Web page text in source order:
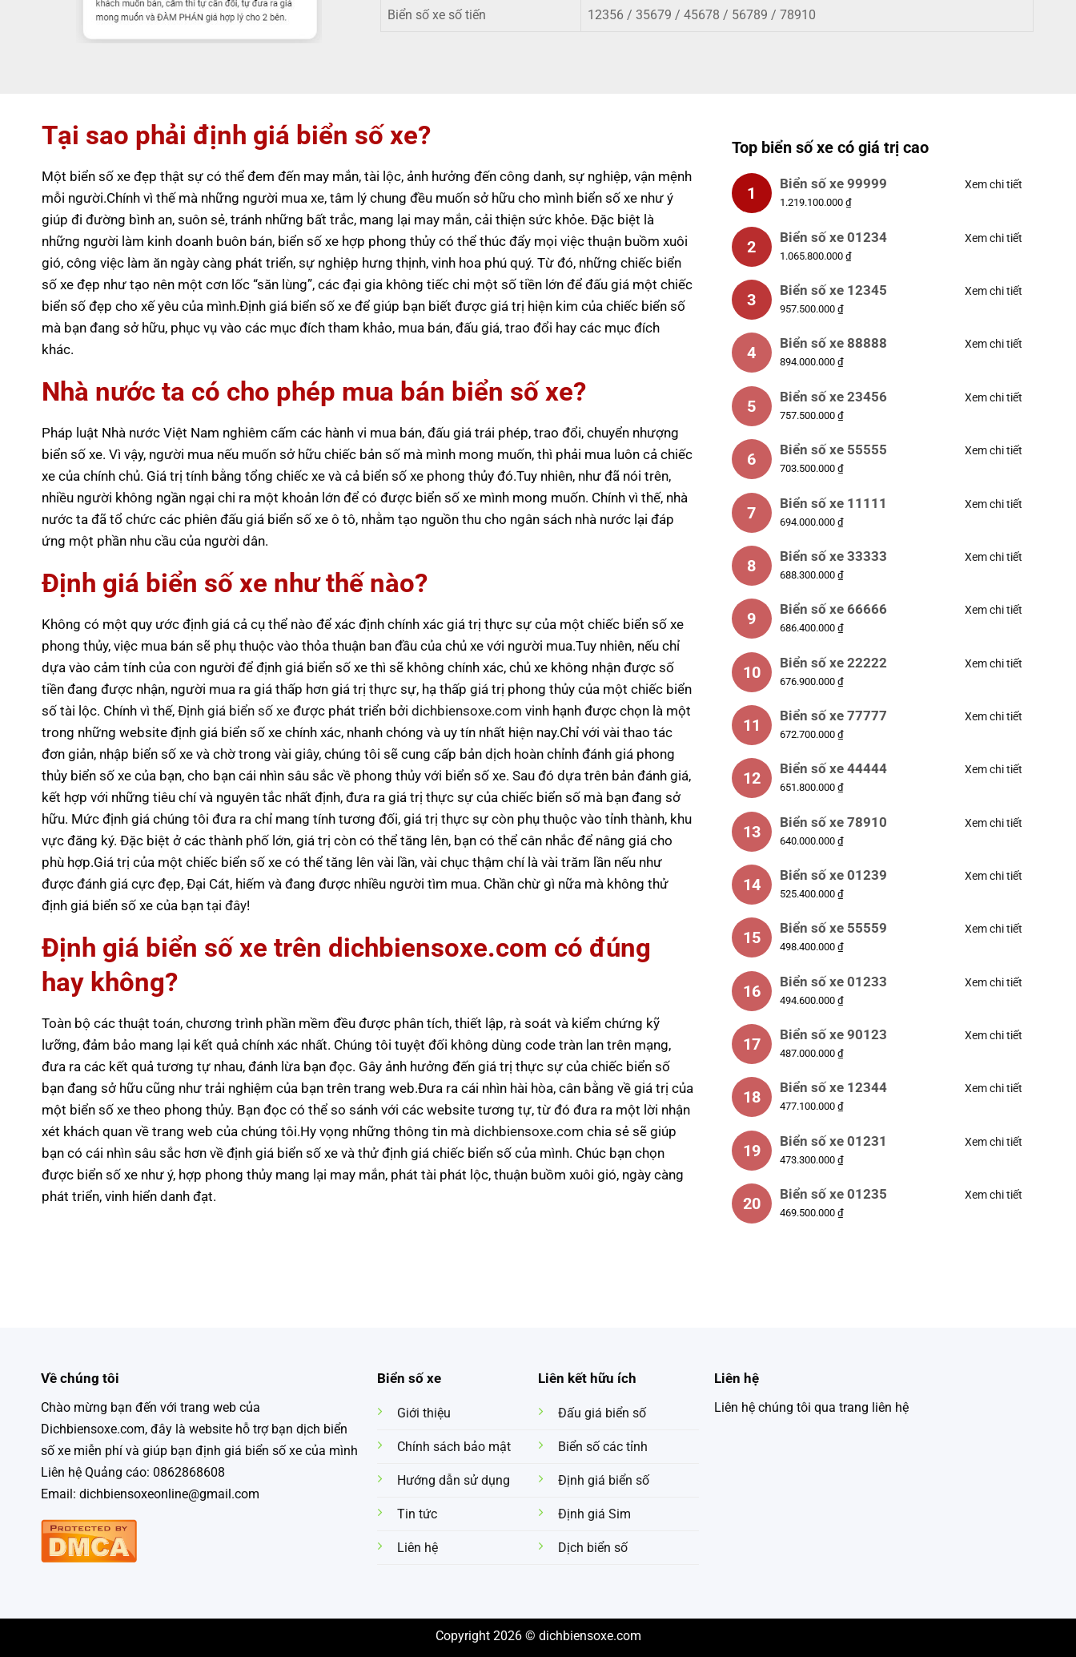
Biển số xe số tiến 12356 / 35679 /45678 / 56789 /78910
Tại sao phải định giá biển số xe?
Một biển số xe đẹp thật sự có thể đem đến may mắn, tài lộc, ảnh hưởng đến công danh, sự nghiệp, vận mệnh
mỗi người.Chính vì thế mà những người mua xe, tâm lý chung đều muốn sở hữu cho mình biển số xe như ý
giúp đi đường bình an, suôn sẻ, tránh những bất trắc, mang lại may mắn, cải thiện sức khỏe. Đặc biệt là
những người làm kinh doanh buôn bán, biển số xe hợp phong thủy có thể thúc đẩy mọi việc thuận buồm xuôi
gió, công việc làm ăn ngày càng phát triển, sự nghiệp hưng thịnh, vinh hoa phú quý. Từ đó, những chiếc biển
số xe đẹp như tạo nên một cơn lốc “săn lùng”, các đại gia không tiếc chi một số tiền lớn để đấu giá một chiếc
biển số đẹp cho xế yêu của mình.Định giá biển số xe để giúp bạn biết được giá trị hiện kim của chiếc biển số
mà bạn đang sở hữu, phục vụ vào các mục đích tham khảo, mua bán, đấu giá, trao đổi hay các mục đích
khác.
Nhà nước ta có cho phép mua bán biển số xe?
Pháp luật Nhà nước Việt Nam nghiêm cấm các hành vi mua bán, đấu giá trái phép, trao đổi, chuyển nhượng
biển số xe. Vì vậy, người mua nếu muốn sở hữu chiếc bản số mà mình mong muốn, thì phải mua luôn cả chiếc
xe của chính chủ. Giá trị tính bằng tổng chiếc xe và cả biển số xe phong thủy đó.Tuy nhiên, như đã nói trên,
nhiều người không ngần ngại chi ra một khoản lớn để có được biển số xe mình mong muốn. Chính vì thế, nhà
nước ta đã tổ chức các phiên đấu giá biển số xe ô tô, nhằm tạo nguồn thu cho ngân sách nhà nước lại đáp
ứng một phần nhu cầu của người dân.
Định giá biển số xe như thế nào?
Không có một quy ước định giá cả cụ thể nào để xác định chính xác giá trị thực sự của một chiếc biển số xe
phong thủy, việc mua bán sẽ phụ thuộc vào thỏa thuận ban đầu của chủ xe với người mua.Tuy nhiên, nếu chỉ
dựa vào cảm tính của con người để định giá biển số xe thì sẽ không chính xác, chủ xe không nhận được số
tiền đang được nhận, người mua ra giá thấp hơn giá trị thực sự, hạ thấp giá trị phong thủy của một chiếc biển
số tài lộc. Chính vì thế, Định giá biển số xe được phát triển bởi dichbiensoxe.com vinh hạnh được chọn là một
trong những website định giá biển số xe chính xác, nhanh chóng và uy tín nhất hiện nay.Chỉ với vài thao tác
đơn giản, nhập biển số xe và chờ trong vài giây, chúng tôi sẽ cung cấp bản dịch hoàn chỉnh đánh giá phong
thủy biển số xe của bạn, cho bạn cái nhìn sâu sắc về phong thủy với biển số xe. Sau đó dựa trên bản đánh giá,
kết hợp với những tiêu chí và nguyên tắc nhất định, đưa ra giá trị thực sự của chiếc biển số mà bạn đang sở
hữu. Mức định giá chúng tôi đưa ra chỉ mang tính tương đối, giá trị thực sự còn phụ thuộc vào tỉnh thành, khu
vực đăng ký. Đặc biệt ở các thành phố lớn, giá trị còn có thể tăng lên, bạn có thể cân nhắc để nâng giá cho
phù hợp.Giá trị của một chiếc biển số xe có thể tăng lên vài lần, vài chục thậm chí là vài trăm lần nếu như
được đánh giá cực đẹp, Đại Cát, hiếm và đang được nhiều người tìm mua. Chần chừ gì nữa mà không thử
định giá biển số xe của bạn tại đây!
Định giá biển số xe trên dichbiensoxe.com có đúng
hay không?
Toàn bộ các thuật toán, chương trình phần mềm đều được phân tích, thiết lập, rà soát và kiểm chứng kỹ
lưỡng, đảm bảo mang lại kết quả chính xác nhất. Chúng tôi tuyệt đối không dùng code tràn lan trên mạng,
đưa ra các kết quả tương tự nhau, đánh lừa bạn đọc. Gây ảnh hưởng đến giá trị thực sự của chiếc biển số
bạn đang sở hữu cũng như trải nghiệm của bạn trên trang web.Đưa ra cái nhìn hài hòa, cân bằng về giá trị của
một biển số xe theo phong thủy. Bạn đọc có thể so sánh với các website tương tự, từ đó đưa ra một lời nhận
xét khách quan về trang web của chúng tôi.Hy vọng những thông tin mà dichbiensoxe.com chia sẻ sẽ giúp
bạn có cái nhìn sâu sắc hơn về định giá biển số xe và thử định giá chiếc biển số của mình. Chúc bạn chọn
được biển số xe như ý, hợp phong thủy mang lại may mắn, phát tài phát lộc, thuận buồm xuôi gió, ngày càng
phát triển, vinh hiển danh đạt.
Top biển số xe có giá trị cao
1 Biển số xe 99999
1.219.100.000 ₫
Xem chi tiết
2 Biển số xe 01234
1.065.800.000 ₫
Xem chi tiết
3 Biển số xe 12345
957.500.000 ₫
Xem chi tiết
4 Biển số xe 88888
894.000.000 ₫
Xem chi tiết
5 Biển số xe 23456
757.500.000 ₫
Xem chi tiết
6 Biển số xe 55555
703.500.000 ₫
Xem chi tiết
7 Biển số xe 11111
694.000.000 ₫
Xem chi tiết
8 Biển số xe 33333
688.300.000 ₫
Xem chi tiết
9 Biển số xe 66666
686.400.000 ₫
Xem chi tiết
10 Biển số xe 22222
676.900.000 ₫
Xem chi tiết
11 Biển số xe 77777
672.700.000 ₫
Xem chi tiết
12 Biển số xe 44444
651.800.000 ₫
Xem chi tiết
13 Biển số xe 78910
640.000.000 ₫
Xem chi tiết
14 Biển số xe 01239
525.400.000 ₫
Xem chi tiết
15 Biển số xe 55559
498.400.000 ₫
Xem chi tiết
16 Biển số xe 01233
494.600.000 ₫
Xem chi tiết
17 Biển số xe 90123
487.000.000 ₫
Xem chi tiết
18 Biển số xe 12344
477.100.000 ₫
Xem chi tiết
19 Biển số xe 01231
473.300.000 ₫
Xem chi tiết
20 Biển số xe 01235
469.500.000 ₫
Xem chi tiết
Về chúng tôi
Chào mừng bạn đến với trang web của
Dichbiensoxe.com, đây là website hỗ trợ bạn dịch biển
số xe miễn phí và giúp bạn định giá biển số xe của mình
Liên hệ Quảng cáo: 0862868608
Email: dichbiensoxeonline@gmail.com
Biển số xe
Giới thiệu
Chính sách bảo mật
Hướng dẫn sử dụng
Tin tức
Liên hệ
Liên kết hữu ích
Đấu giá biển số
Biển số các tỉnh
Định giá biển số
Định giá Sim
Dịch biển số
Liên hệ
Liên hệ chúng tôi qua trang liên hệ
Copyright 2026 © dichbiensoxe.com